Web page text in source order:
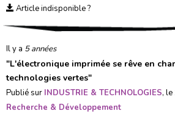
Article indisponible ?
Il y a 5 années
"L'électronique imprimée se rêve en
technologies vertes"
Publié sur INDUSTRIE & TECHNOLOGIES, le
Recherche & Développement